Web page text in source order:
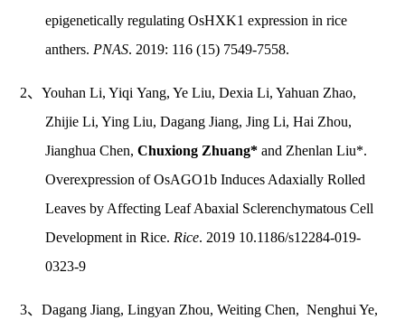
epigenetically regulating OsHXK1 expression in rice
anthers. PNAS. 2019: 116 (15) 7549-7558.
2、Youhan Li, Yiqi Yang, Ye Liu, Dexia Li, Yahuan Zhao,
Zhijie Li, Ying Liu, Dagang Jiang, Jing Li, Hai Zhou,
Jianghua Chen,Chuxiong Zhuang* and Zhenlan Liu*.
Overexpression of OsAGO1b Induces Adaxially Rolled
Leaves by Affecting Leaf Abaxial Sclerenchymatous Cell
Development in Rice. Rice. 2019 10.1186/s12284-019-
0323-9
3、Dagang Jiang, Lingyan Zhou, Weiting Chen, Nenghui Ye,